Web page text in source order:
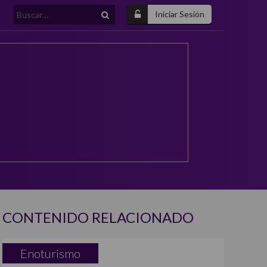
Iniciar Sesión
Buscar:
CONTENIDO RELACIONADO
Enoturismo